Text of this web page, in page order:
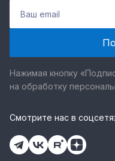
Нажимая кнопку
на обработку
Смотрите нас в